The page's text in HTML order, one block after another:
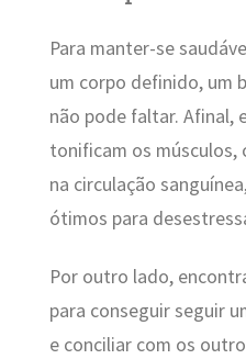
Para manter-se
um corpo definido, um
não pode faltar. Afinal,
tonificam os músculos,
na circulação
ótimos para
Por outro lado,
para conseguir seguir
e conciliar com os